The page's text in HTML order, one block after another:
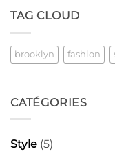
TAG CLOUD
brooklyn fashion
CATÉGORIES
Style (5)